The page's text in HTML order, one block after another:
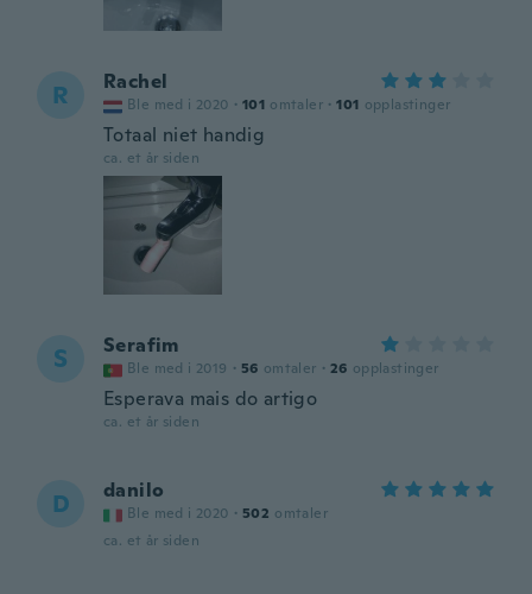
R Rachel
Ble med i 2020 · 101 omtaler · 101 opplastinger
Totaal niet handig
ca. et år siden
S Serafim
Ble med i 2019 · 56 omtaler · 26 opplastinger
Esperava mais do artigo
ca. et år siden
D danilo
Ble med i 2020 · 502 omtaler
ca. et år siden